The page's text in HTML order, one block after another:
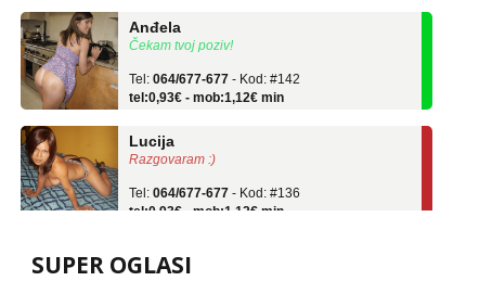
Čekam tvoj poziv!
064/677-677
tel:0,93€ - mob:1,12€ min
Razgovaram :)
064/677-677
tel:0,93€ - mob:1,12€ min
Obavijesti me kada se oslobodi
Čekam tvoj poziv!
SUPER OGLASI